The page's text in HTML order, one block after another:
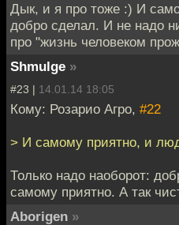
Дык, и я про тоже :) И
добро сделал. И не надо
про "жизнь человеком
Shmulge »
#23 | 14.01.14 18:05
Кому: Розарио Агро, #22
> И самому приятно, и
Только надо наоборот:
самому приятно. А так
Aborigen »